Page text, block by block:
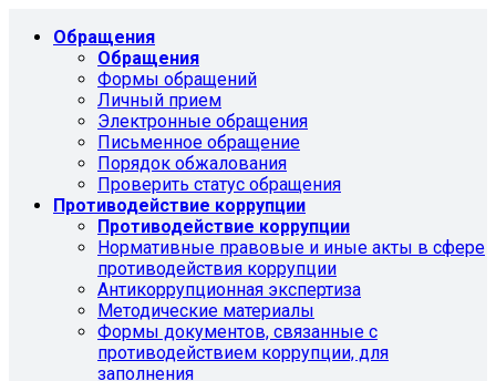
Обращения
Обращения
Формы обращений
Личный прием
Электронные обращения
Письменное обращение
Порядок обжалования
Проверить статус обращения
Противодействие коррупции
Противодействие коррупции
Нормативные правовые и иные акты в сфере
противодействия коррупции
Антикоррупционная экспертиза
Методические материалы
Формы документов, связанные с
противодействием коррупции, для
заполнения